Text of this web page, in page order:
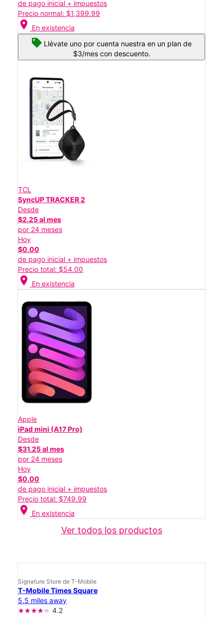
de pago inicial + impuestos
Precio normal: $1,399.99
location_on En existencia
Llévate uno por cuenta nuestra en un plan de
$3/mes con descuento.
TCL
SyncUP TRACKER 2
Desde
$2.25 al mes
por 24 meses
Hoy
$0.00
de pago inicial + impuestos
Precio total: $54.00
location_on En existencia
Apple
iPad mini (A17 Pro)
Desde
$31.25 al mes
por 24 meses
Hoy
$0.00
de pago inicial + impuestos
Precio total: $749.99
location_on En existencia
Ver todos los productos
Signature Store de T-Mobile
T-Mobile Times Square
5.5 miles away
4.2